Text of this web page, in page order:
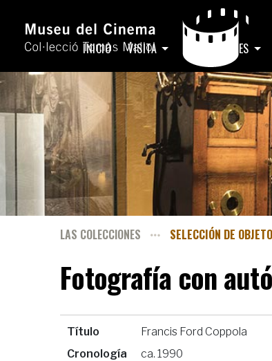
INICIO VISITA EXPOSICIONES
LAS COLECCIONES SELECCIÓN DE
Fotografía con
Título
Francis Ford Coppola
Cronología
ca. 1990